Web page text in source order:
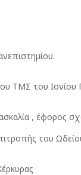
ΤΜΣ του
, έφορος